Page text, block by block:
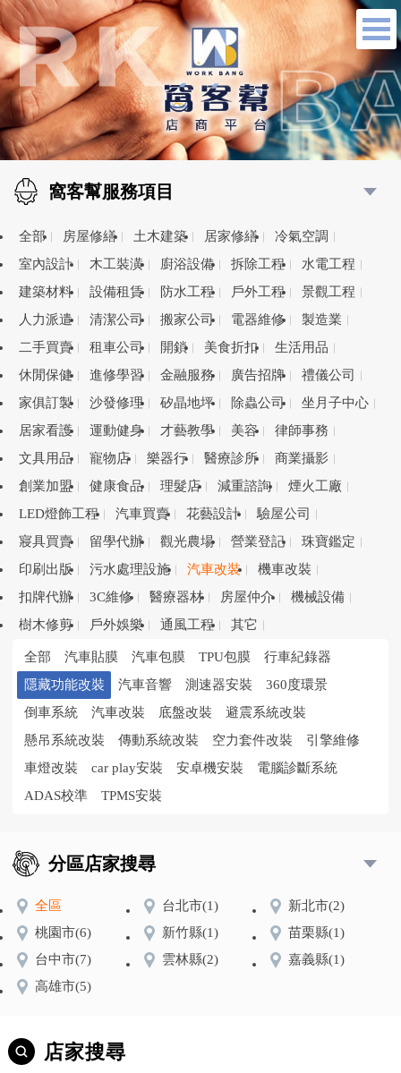
窩客幫服務項目
全部 房屋修繕 土木建築 居家修繕
冷氣空調
室內設計
木工裝潢 廚浴設備 拆除工程
水電工程
建築材料
設備租賃 防水工程 戶外工程
景觀工程
人力派遣
清潔公司 搬家公司 電器維修
製造業
二手買賣
租車公司 開鎖 美食折扣
生活用品
休閒保健
進修學習 金融服務 廣告招牌
禮儀公司
家俱訂製
沙發修理 矽晶地坪 除蟲公司
坐月子中心
居家看護
運動健身 才藝教學 美容
律師事務
文具用品
寵物店 樂器行 醫療診所
商業攝影
創業加盟
健康食品 理髮店 減重諮詢
煙火工廠
LED燈飾工程
汽車買賣 花藝設計
驗屋公司
寢具買賣
留學代辦 觀光農場 營業登記
珠寶鑑定
印刷出版
污水處理設施 汽車改裝
機車改裝
扣牌代辦
3C維修 醫療器材 房屋仲介
機械設備
樹木修剪
戶外娛樂 通風工程 其它
全部 汽車貼膜 汽車包膜 TPU包膜
行車紀錄器
隱藏功能改裝
汽車音響 測速器安裝
360度環景
倒車系統
汽車改裝 底盤改裝
避震系統改裝
懸吊系統改裝
傳動系統改裝 空力套件改裝
引擎維修
車燈改裝
car play安裝 安卓機安裝
電腦診斷系統
ADAS校準
TPMS安裝
分區店家搜尋
全區 台北市(1) 新北市(2)
桃園市(6) 新竹縣(1) 苗栗縣(1)
台中市(7) 雲林縣(2) 嘉義縣(1)
高雄市(5)
店家搜尋